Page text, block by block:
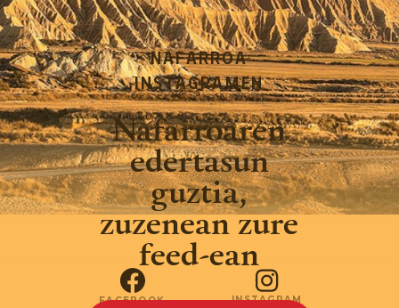
NAFARROA
INSTAGRAMEN
Nafarroaren
edertasun
guztia,
zuzenean zure
feed-ean
FACEBOOK INSTAGRAM